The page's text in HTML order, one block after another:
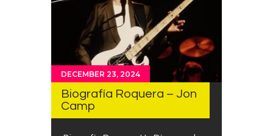
DECEMBER 23, 2024
Biografía Roquera – Jon
Camp